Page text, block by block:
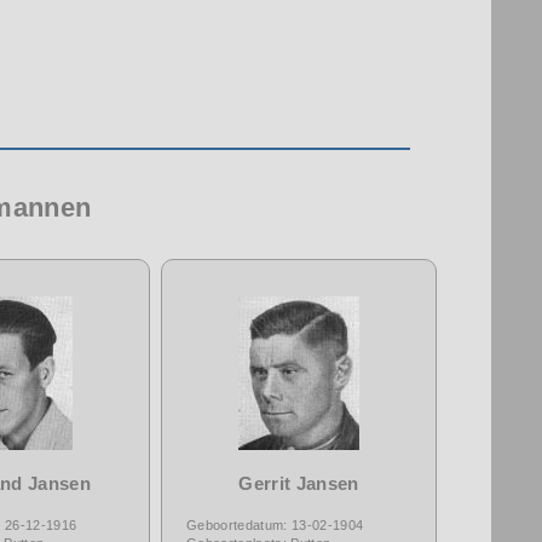
Jansen
26-12-1916
Gerrit Jansen
Geboortedatum: 13-02-1904